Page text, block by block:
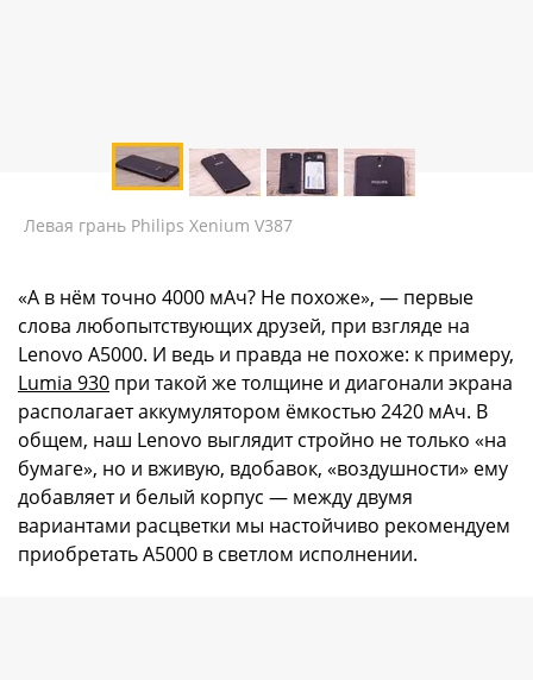
Левая грань Philips Xenium V387
«А в нём точно 4000 мАч? Не похоже», — первые
слова любопытствующих друзей, при взгляде на
Lenovo A5000. И ведь и правда не похоже: к примеру,
Lumia 930 при такой же толщине и диагонали экрана
располагает аккумулятором ёмкостью 2420 мАч. В
общем, наш Lenovo выглядит стройно не только «на
бумаге», но и вживую, вдобавок, «воздушности» ему
добавляет и белый корпус — между двумя
вариантами расцветки мы настойчиво рекомендуем
приобретать A5000 в светлом исполнении.